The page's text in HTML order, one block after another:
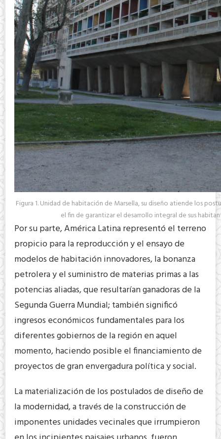
Figura 1. Unidad de habitación de Marsella, su diseño atiende los
el fin de garantizar el desarrollo integral de sus
Por su parte, América Latina representó el terreno
propicio para la reproducción y el ensayo de
modelos de habitación innovadores, la bonanza
petrolera y el suministro de materias primas a las
potencias aliadas, que resultarían ganadoras de la
Segunda Guerra Mundial; también significó
ingresos económicos fundamentales para los
diferentes gobiernos de la región en aquel
momento, haciendo posible el financiamiento de
proyectos de gran envergadura política y social.
La materialización de los postulados de diseño de
la modernidad, a través de la construcción de
imponentes unidades vecinales que irrumpieron